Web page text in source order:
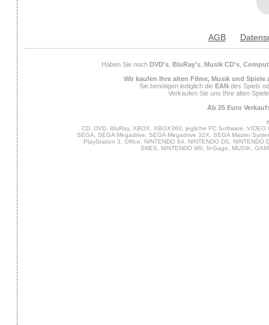
AGB
Haben Sie noch DVD's, BluRay's, Musik CD's,
Wir kaufen Ihre alten Filme, Musik und Spiele
Sie benötigen lediglich die EAN des Spiels
Verkaufen Sie uns Ihre alten
Ab 25 Euro
CD, DVD, BluRay, XBOX, XBOX360, jegliche PC Software,
SEGA, SEGA Megadrive, SEGA Megadrive 32X, SEGA Master
PlayStation 3, Office, NINTENDO 64, NINTENDO DS,
SNES, NINTENDO WII, N-Gage, MUSIK,